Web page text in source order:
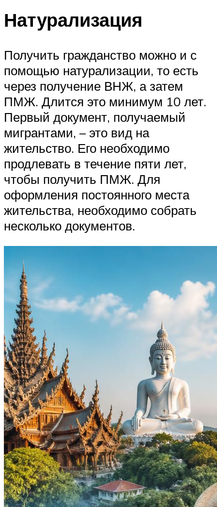
Натурализация
Получить гражданство можно и с
помощью натурализации, то есть
через получение ВНЖ, а затем
ПМЖ. Длится это минимум 10 лет.
Первый документ, получаемый
мигрантами, – это вид на
жительство. Его необходимо
продлевать в течение пяти лет,
чтобы получить ПМЖ. Для
оформления постоянного места
жительства, необходимо собрать
несколько документов.